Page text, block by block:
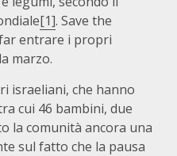
[1]. Save the
entrare i propri
marzo.
israeliani, che hanno
cui 46 bambini, due
la comunità ancora una
sul fatto che la pausa